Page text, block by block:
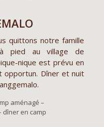
quittons notre famille
pied au village de
nique est prévu en
opportun. Dîner et nuit
aménagé –
dîner en camp